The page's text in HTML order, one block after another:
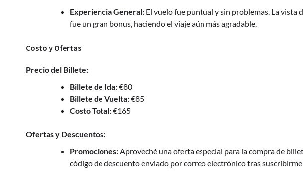
Experiencia General: El vuelo fue puntual y sin problemas. La vista
fue un gran bonus, haciendo el viaje aún más agradable.
Costo y Ofertas
Precio del Billete:
Billete de Ida:€80
Billete de Vuelta:€85
Costo Total:€165
Ofertas y Descuentos:
Promociones: Aproveché una oferta especial para la compra de
código de descuento enviado por correo electrónico tras